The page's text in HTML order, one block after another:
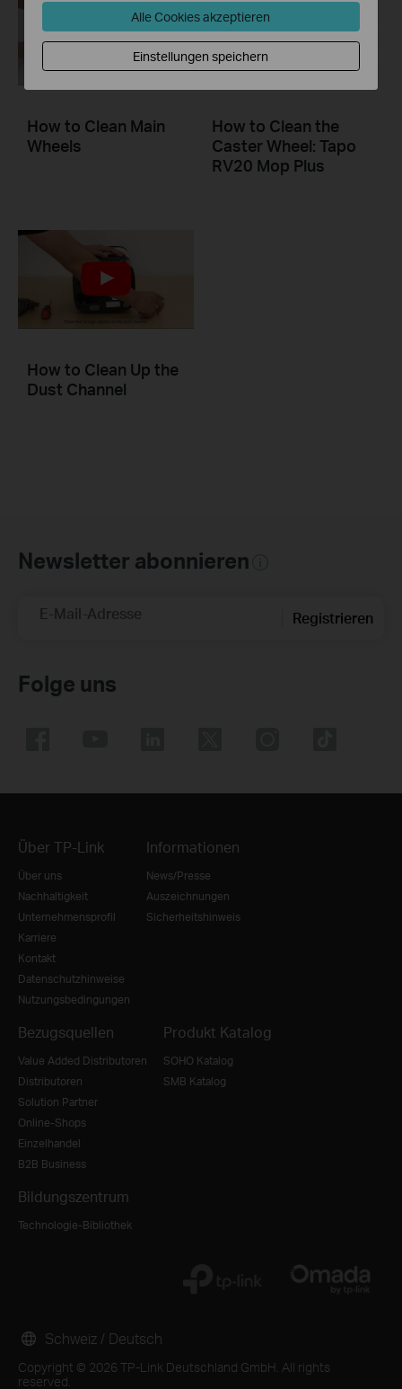
How to Clean Main
Wheels
How to Clean the
Caster Wheel: Tapo
RV20 Mop Plus
How to Clean Up the
Dust Channel
Newsletter abonnieren
E-Mail-Adresse Registrieren
Folge uns
Über TP-Link
Über uns
Nachhaltigkeit
Unternehmensprofil
Karriere
Kontakt
Datenschutzhinweise
Nutzungsbedingungen
Informationen
News/Presse
Auszeichnungen
Sicherheitshinweis
Bezugsquellen
Value Added Distributoren
Distributoren
Solution Partner
Online-Shops
Einzelhandel
B2B Business
Produkt Katalog
SOHO Katalog
SMB Katalog
Bildungszentrum
Technologie-Bibliothek
Copyright © 2026 TP-Link Deutschland GmbH. All rights
reserved.
Schweiz / Deutsch
Alle Cookies akzeptieren
Einstellungen speichern